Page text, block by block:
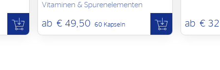
Vitaminen & Spurenelementen
ab € 49,50 60 Kapseln ab €